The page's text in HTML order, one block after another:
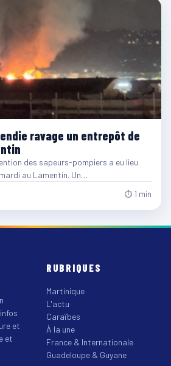
ravage un entrepôt de
des sapeurs-pompiers a eu lieu
au Lamentin. Un…
⏱ 1 min
et
et
RUBRIQUES
Martinique
L'actu
Caraïbes
À la une
France & Internationale
Guadeloupe & Guyane